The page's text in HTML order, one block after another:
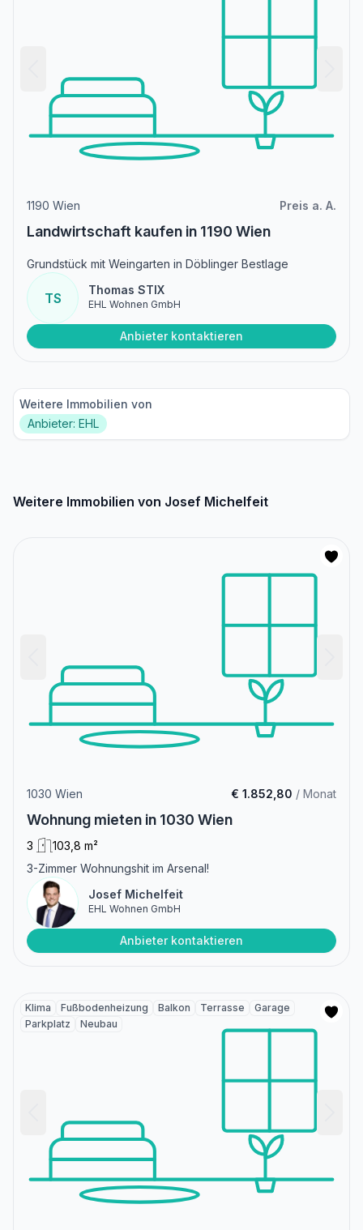
1190 Wien Preis a. A.
Landwirtschaft kaufen in 1190 Wien
Grundstück mit Weingarten in Döblinger Bestlage
TS
Thomas STIX
EHL Wohnen GmbH
Anbieter kontaktieren
Weitere Immobilien von
Anbieter: EHL
Weitere Immobilien von Josef Michelfeit
1030 Wien € 1.852,80 / Monat
Wohnung mieten in 1030 Wien
3
103,8 m²
3-Zimmer Wohnungshit im Arsenal!
Josef Michelfeit
EHL Wohnen GmbH
Anbieter kontaktieren
Klima Fußbodenheizung Balkon Terrasse
Garage
Parkplatz
Neubau